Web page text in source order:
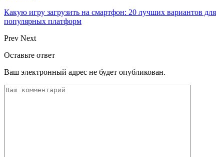
Какую игру загрузить на смартфон: 20 лучших вариантов для
популярных платформ
Prev Next
Оставьте ответ
Ваш электронный адрес не будет опубликован.